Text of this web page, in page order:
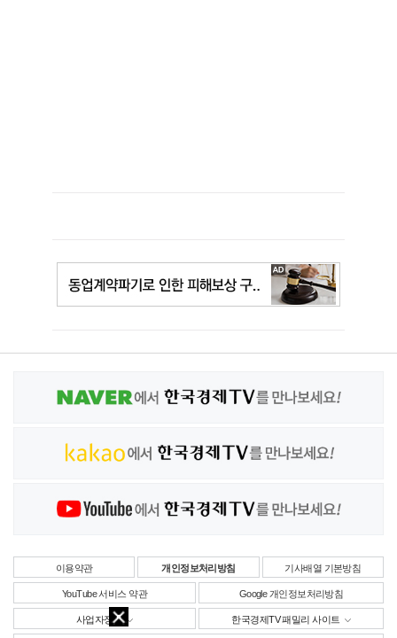
이용약관 개인정보처리방침 기사배열 기본방침
YouTube 서비스 약관 Google 개인정보처리방침
사업자정보 한국경제TV 패밀리 사이트